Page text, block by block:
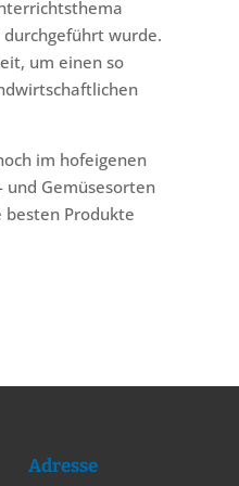
durchgeführt wurde.
um einen so
im hofeigenen
und Gemüsesorten
besten Produkte
Adresse